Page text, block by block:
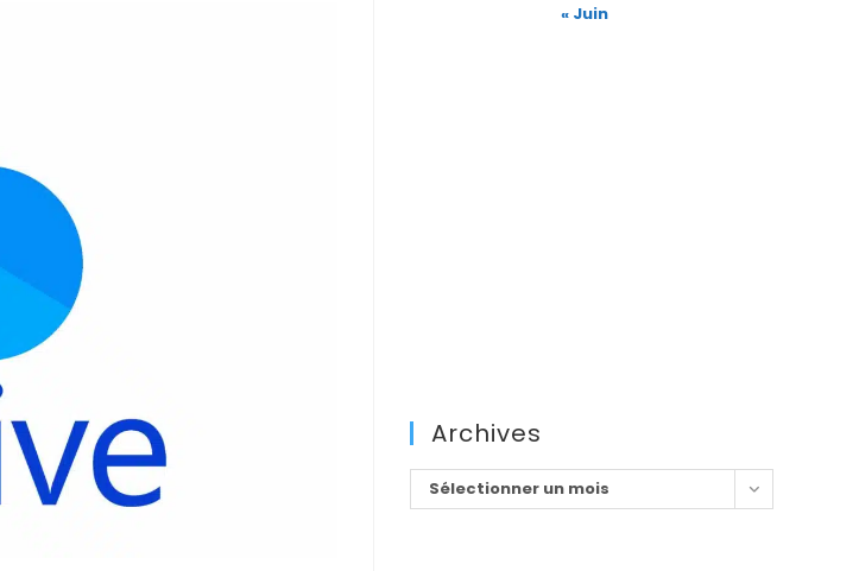
« Juin
Archives
Archives
Sélectionner un mois